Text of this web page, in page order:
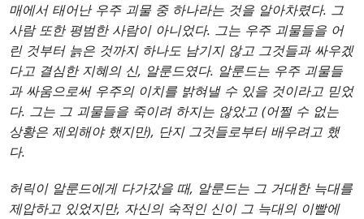
매에서 태어난 우주 괴물 중 하나라는 것을 알아차렸다. 그
사람 또한 평범한 사람이 아니었다. 그는 우주 괴물들을 어
린 것부터 늙은 것까지 하나도 남기지 않고 그것들과 싸우겠
다고 결심한 지혜의 신, 알룬드였다. 알룬드는 우주 괴물들
과 싸움으로써 우주의 이치를 밝혀낼 수 있을 것이라고 믿었
다. 그는 그 괴물들을 죽이려 하지는 않았고 (어쩔 수 없는
상황은 제외해야 했지만), 단지 그것들로부터 배우려고 했
다.
허릭이 알룬드에게 다가갔을 때, 알룬드는 그 거대한 늑대를
제압하고 있었지만, 자신의 숙적인 신이 그 늑대의 이빨에